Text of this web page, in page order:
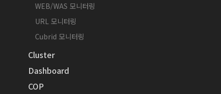
WEB/WAS 모니터링
URL 모니터링
Cubrid 모니터링
Cluster
Dashboard
COP